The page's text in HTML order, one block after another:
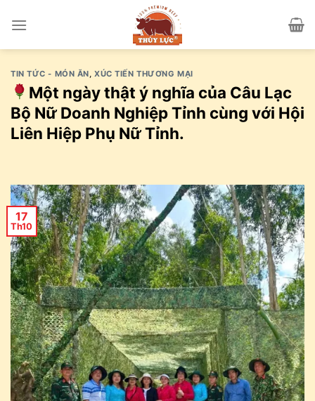
TIN TỨC - MÓN ĂN,XÚC TIẾN THƯƠNG MẠI
Một ngày thật ý nghĩa của Câu Lạc
Bộ Nữ Doanh Nghiệp Tỉnh cùng với Hội
Liên Hiệp Phụ Nữ Tỉnh.
17
Th10